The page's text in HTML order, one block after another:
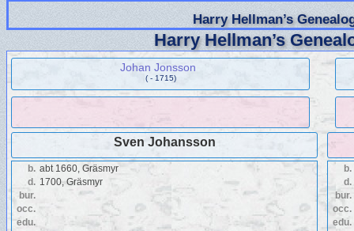
Harry Hellman’s
Harry Hellman’s
Johan Jonsson
( - 1715)
Sven Johansson
b. abt 1660, Gräsmyr
d. 1700, Gräsmyr
bur.
occ.
edu.
b.
d.
bur.
occ.
edu.